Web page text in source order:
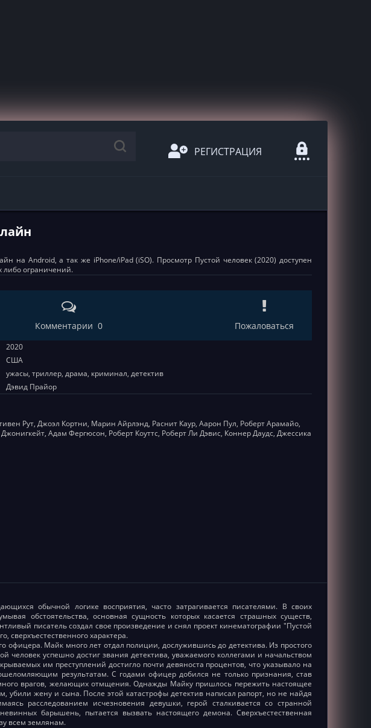
РЕГИСТРАЦИЯ
на Android, а так же iPhone/iPad (iSO). Просмотр Пустой человек (2020) доступен
либо ограничений.
Комментарии 0 Пожаловаться
2020
США
ужасы, триллер, драма, криминал, детектив
Дэвид Прайор
Рут, Джоэл Кортни, Марин Айрлэнд, Раснит Каур, Аарон Пул, Роберт Арамайо,
Адам Фергюсон, Роберт Коуттс, Роберт Ли Дэвис, Коннер Даудс, Джессика
обычной логике восприятия, часто затрагивается писателями. В своих
обстоятельства, основная сущность которых касается страшных существ,
писатель создал свое произведение и снял проект кинематографии "Пустой
сверхъестественного характера.
Майк много лет отдал полиции, дослужившись до детектива. Из простого
человек успешно достиг звания детектива, уважаемого коллегами и начальством
им преступлений достигло почти девяноста процентов, что указывало на
результатам. С годами офицер добился не только признания, став
врагов, желающих отмщения. Однажды Майку пришлось пережить настоящее
убили жену и сына. После этой катастрофы детектив написал рапорт, но не найдя
расследованием исчезновения девушки, герой сталкивается со странной
барышень, пытается вызвать настоящего демона. Сверхъестественная
всем землянам.